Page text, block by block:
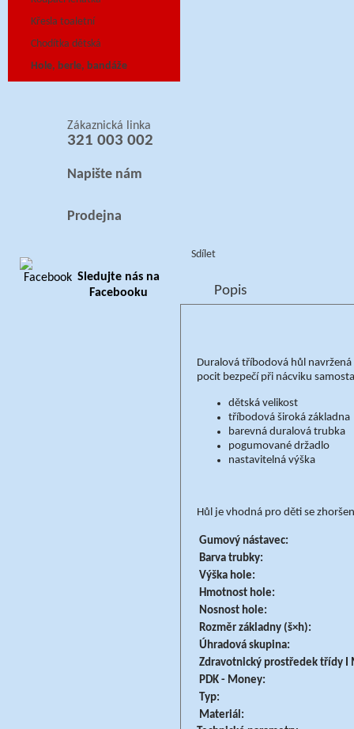
Křesla toaletní
Chodítka dětská
Hole, berle, bandáže
Zákaznická linka
321 003 002
Napište nám
Prodejna
Sledujte nás na
Facebooku
Sdílet
Popis
Duralová tříbodová hůl
pocit bezpečí při nácviku
dětská velikost
tříbodová široká základna
barevná duralová trubka
pogumované držadlo
nastavitelná výška
Hůl je vhodná pro děti se
Gumový nástavec:
Barva trubky:
Výška hole:
Hmotnost hole:
Nosnost hole:
Rozměr základny (š×h):
Úhradová skupina:
Zdravotnický prostředek třídy I
PDK - Money:
Typ:
Materiál: